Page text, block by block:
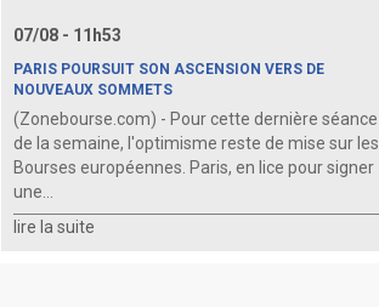
07/08 - 11h53
PARIS POURSUIT SON ASCENSION VERS DE
NOUVEAUX SOMMETS
(Zonebourse.com) - Pour cette dernière séance
de la semaine, l'optimisme reste de mise sur les
Bourses européennes. Paris, en lice pour signer
une...
lire la suite